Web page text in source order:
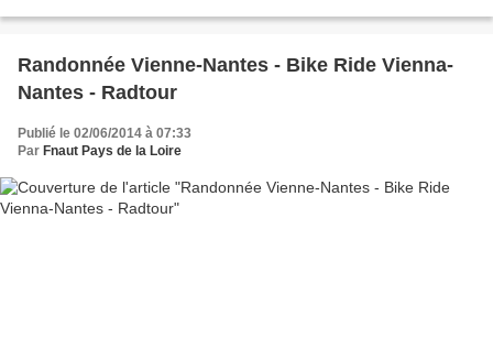
Randonnée Vienne-Nantes - Bike Ride Vienna-
Nantes - Radtour
Publié le 02/06/2014 à 07:33
Par Fnaut Pays de la Loire